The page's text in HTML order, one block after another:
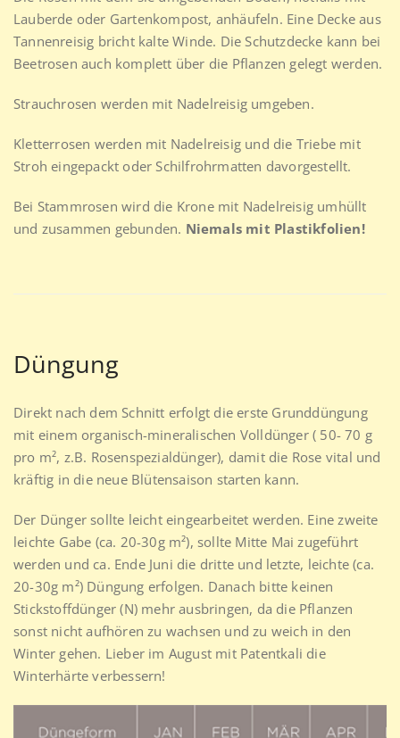
Lauberde oder Gartenkompost, anhäufeln. Eine Decke aus
Tannenreisig bricht kalte Winde. Die Schutzdecke kann bei
Beetrosen auch komplett über die Pflanzen gelegt werden.
Strauchrosen werden mit Nadelreisig umgeben.
Kletterrosen werden mit Nadelreisig und die Triebe mit
Stroh eingepackt oder Schilfrohrmatten davorgestellt.
Bei Stammrosen wird die Krone mit Nadelreisig umhüllt
und zusammen gebunden. Niemals mit Plastikfolien!
Düngung
Direkt nach dem Schnitt erfolgt die erste Grunddüngung
mit einem organisch-mineralischen Volldünger ( 50- 70 g
pro m², z.B. Rosenspezialdünger), damit die Rose vital und
kräftig in die neue Blütensaison starten kann.
Der Dünger sollte leicht eingearbeitet werden. Eine zweite
leichte Gabe (ca. 20-30g m²), sollte Mitte Mai zugeführt
werden und ca. Ende Juni die dritte und letzte, leichte (ca.
20-30g m²) Düngung erfolgen. Danach bitte keinen
Stickstoffdünger (N) mehr ausbringen, da die Pflanzen
sonst nicht aufhören zu wachsen und zu weich in den
Winter gehen. Lieber im August mit Patentkali die
Winterhärte verbessern!